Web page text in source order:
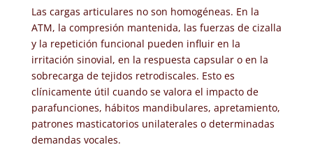
Las cargas articulares no son homogéneas. En la
ATM, la compresión mantenida, las fuerzas de cizalla
y la repetición funcional pueden influir en la
irritación sinovial, en la respuesta capsular o en la
sobrecarga de tejidos retrodiscales. Esto es
clínicamente útil cuando se valora el impacto de
parafunciones, hábitos mandibulares, apretamiento,
patrones masticatorios unilaterales o determinadas
demandas vocales.